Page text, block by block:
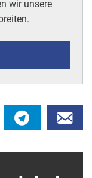
wir unsere